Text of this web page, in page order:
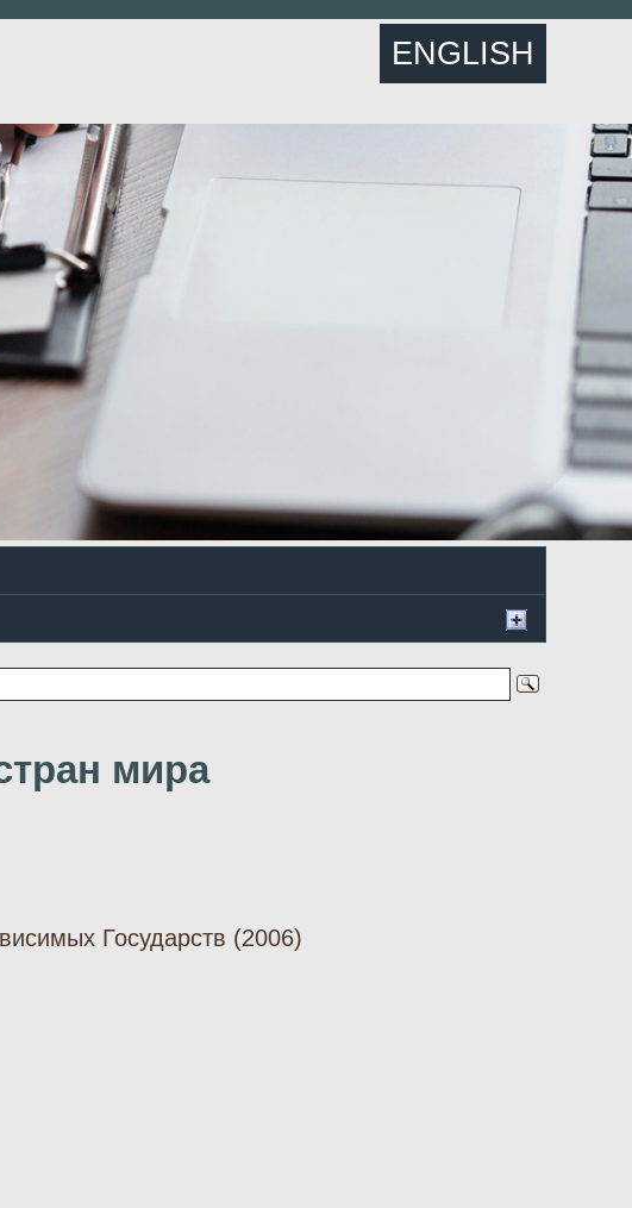
ENGLISH
мира
Государств (2006)